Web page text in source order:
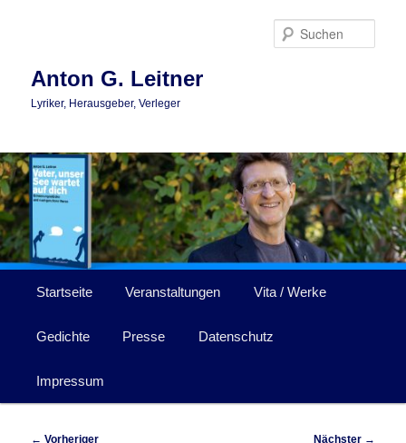
Anton G. Leitner
Lyriker, Herausgeber, Verleger
Startseite Veranstaltungen Vita / Werke
Gedichte Presse Datenschutz
Impressum
Beitragsnavigation
← Vorheriger Nächster →